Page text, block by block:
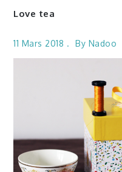
Love tea
11 Mars 2018 By Nadoo